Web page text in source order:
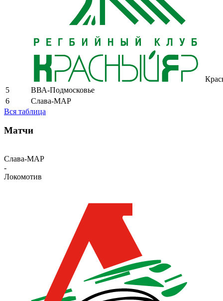
5
ВВА-Подмосковье
6
Слава-МАР
Вся таблица
Матчи
Слава-МАР
-
Локомотив